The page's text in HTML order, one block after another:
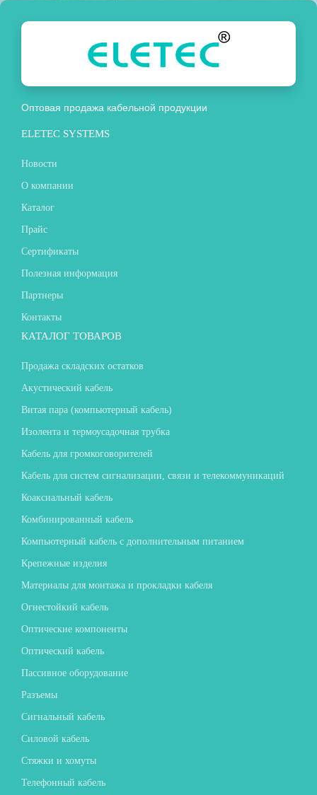
Оптовая продажа кабельной продукции
ELETEC SYSTEMS
Новости
О компании
Каталог
Прайс
Сертификаты
Полезная информация
Партнеры
Контакты
КАТАЛОГ ТОВАРОВ
Продажа складских остатков
Акустический кабель
Витая пара (компьютерный кабель)
Изолента и термоусадочная трубка
Кабель для громкоговорителей
Кабель для систем сигнализации, связи и телекоммуникаций
Коаксиальный кабель
Комбинированный кабель
Компьютерный кабель с дополнительным питанием
Крепежные изделия
Материалы для монтажа и прокладки кабеля
Огнестойкий кабель
Оптические компоненты
Оптический кабель
Пассивное оборудование
Разъемы
Сигнальный кабель
Силовой кабель
Стяжки и хомуты
Телефонный кабель